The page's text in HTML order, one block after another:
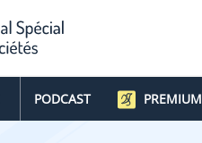
PODCAST PREMIUM